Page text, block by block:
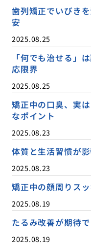
歯列矯正でいびき
安
2025.08.25
「何でも治せる」
応限界
2025.08.25
矯正中の口臭、実
なポイント
2025.08.23
体質と生活習慣が
2025.08.23
矯正中の顔周りス
2025.08.19
たるみ改善が期待
2025.08.19